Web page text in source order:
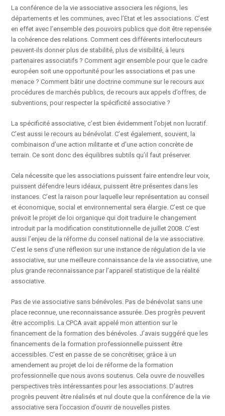
La conférence de la vie associative associera les régions, les
départements et les communes, avec l’Etat et les associations. C’est
en effet avec l’ensemble des pouvoirs publics que doit être repensée
la cohérence des relations. Comment ces différents interlocuteurs
peuvent-ils donner plus de stabilité, plus de visibilité, à leurs
partenaires associatifs ? Comment agir ensemble pour que le cadre
européen soit une opportunité pour les associations et pas une
menace ? Comment bâtir une doctrine commune sur le recours aux
procédures de marchés publics, de recours aux appels d’offres, de
subventions, pour respecter la spécificité associative ?
La spécificité associative, c’est bien évidemment l’objet non lucratif.
C’est aussi le recours au bénévolat. C’est également, souvent, la
combinaison d’une action militante et d’une action concrète de
terrain. Ce sont donc des équilibres subtils qu’il faut préserver.
Cela nécessite que les associations puissent faire entendre leur voix,
puissent défendre leurs idéaux, puissent être présentes dans les
instances. C’est la raison pour laquelle leur représentation au conseil
et économique, social et environnemental sera élargie. C’est ce que
prévoit le projet de loi organique qui doit traduire le changement
introduit par la modification constitutionnelle de juillet 2008. C’est
aussi l’enjeu de la réforme du conseil national de la vie associative.
C’est le sens d’une réflexion sur une instance de régulation de la vie
associative, sur une meilleure connaissance de la vie associative, une
plus grande reconnaissance par l’appareil statistique de la réalité
associative.
Pas de vie associative sans bénévoles. Pas de bénévolat sans une
place reconnue, une reconnaissance assurée. Des progrès peuvent
être accomplis. La CPCA avait appelé mon attention sur le
financement de la formation des bénévoles. J’avais suggéré que les
financements de la formation professionnelle puissent être
accessibles. C’est en passe de se concrétiser, grâce à un
amendement au projet de loi de réforme de la formation
professionnelle que nous avons soutenus. Cela ouvre de nouvelles
perspectives très intéressantes pour les associations. D’autres
progrès peuvent être réalisés et nul doute que la conférence de la vie
associative sera l’occasion d’ouvrir de nouvelles pistes.